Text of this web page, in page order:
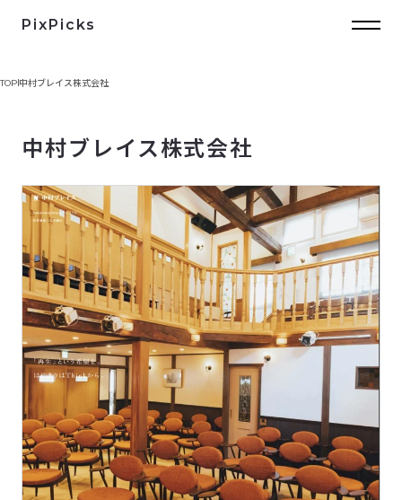
PixPicks
TOP中村ブレイス株式会社
中村ブレイス株式会社